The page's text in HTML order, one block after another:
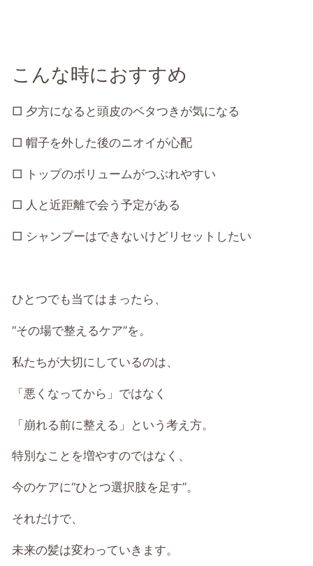
こんな時におすすめ
□ 夕方になると頭皮のベタつきが気になる
□ 帽子を外した後のニオイが心配
□ トップのボリュームがつぶれやすい
□ 人と近距離で会う予定がある
□ シャンプーはできないけどリセットしたい
ひとつでも当てはまったら、
“その場で整えるケア”を。
私たちが大切にしているのは、
「悪くなってから」ではなく
「崩れる前に整える」という考え方。
特別なことを増やすのではなく、
今のケアに“ひとつ選択肢を足す”。
それだけで、
未来の髪は変わっていきます。